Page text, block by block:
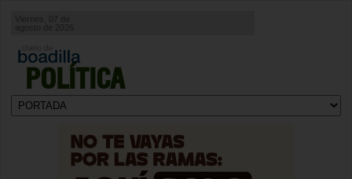
POLÍTICA
agosto de 2026